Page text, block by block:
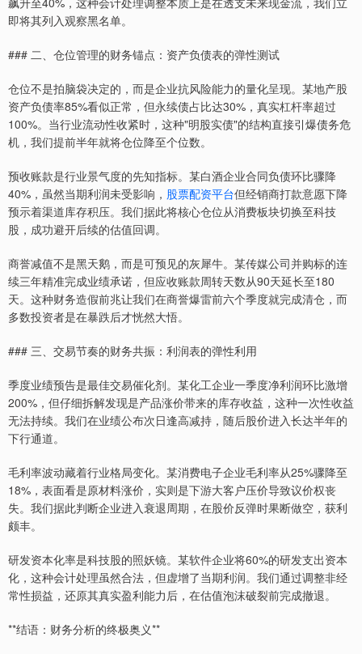
即将其列入观察黑名单。
### 二、仓位管理的财务锚点：资产负债表的弹性测试
仓位不是拍脑袋决定的，而是企业抗风险能力的量化呈现。某地产股
资产负债率85%看似正常，但永续债占比达30%，真实杠杆率超过
100%。当行业流动性收紧时，这种"明股实债"的结构直接引爆债务危
机，我们提前半年就将仓位降至个位数。
预收账款是行业景气度的先知指标。某白酒企业合同负债环比骤降
40%，虽然当期利润未受影响， 股票配资平台但经销商打款意愿下降
预示着渠道库存积压。我们据此将核心仓位从消费板块切换至科技
股，成功避开后续的估值回调。
商誉减值不是黑天鹅，而是可预见的灰犀牛。某传媒公司并购标的连
续三年精准完成业绩承诺，但应收账款周转天数从90天延长至180
天。这种财务造假前兆让我们在商誉爆雷前六个季度就完成清仓，而
多数投资者是在暴跌后才恍然大悟。
### 三、交易节奏的财务共振：利润表的弹性利用
季度业绩预告是最佳交易催化剂。某化工企业一季度净利润环比激增
200%，但仔细拆解发现是产品涨价带来的库存收益，这种一次性收益
无法持续。我们在业绩公布次日逢高减持，随后股价进入长达半年的
下行通道。
毛利率波动藏着行业格局变化。某消费电子企业毛利率从25%骤降至
18%，表面看是原材料涨价，实则是下游大客户压价导致议价权丧
失。我们据此判断企业进入衰退周期，在股价反弹时果断做空，获利
颇丰。
研发资本化率是科技股的照妖镜。某软件企业将60%的研发支出资本
化，这种会计处理虽然合法，但虚增了当期利润。我们通过调整非经
常性损益，还原其真实盈利能力后，在估值泡沫破裂前完成撤退。
**结语：财务分析的终极奥义**